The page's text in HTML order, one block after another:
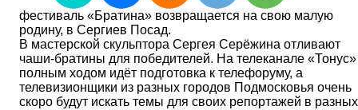
фестиваль «Братина» возвращается на свою малую
родину, в Сергиев Посад.
В мастерской скульптора Сергея Серёжина отливают
чаши-братины для победителей. На телеканале «Тонус»
полным ходом идёт подготовка к телефоруму, а
телевизионщики из разных городов Подмосковья очень
скоро будут искать темы для своих репортажей в разных